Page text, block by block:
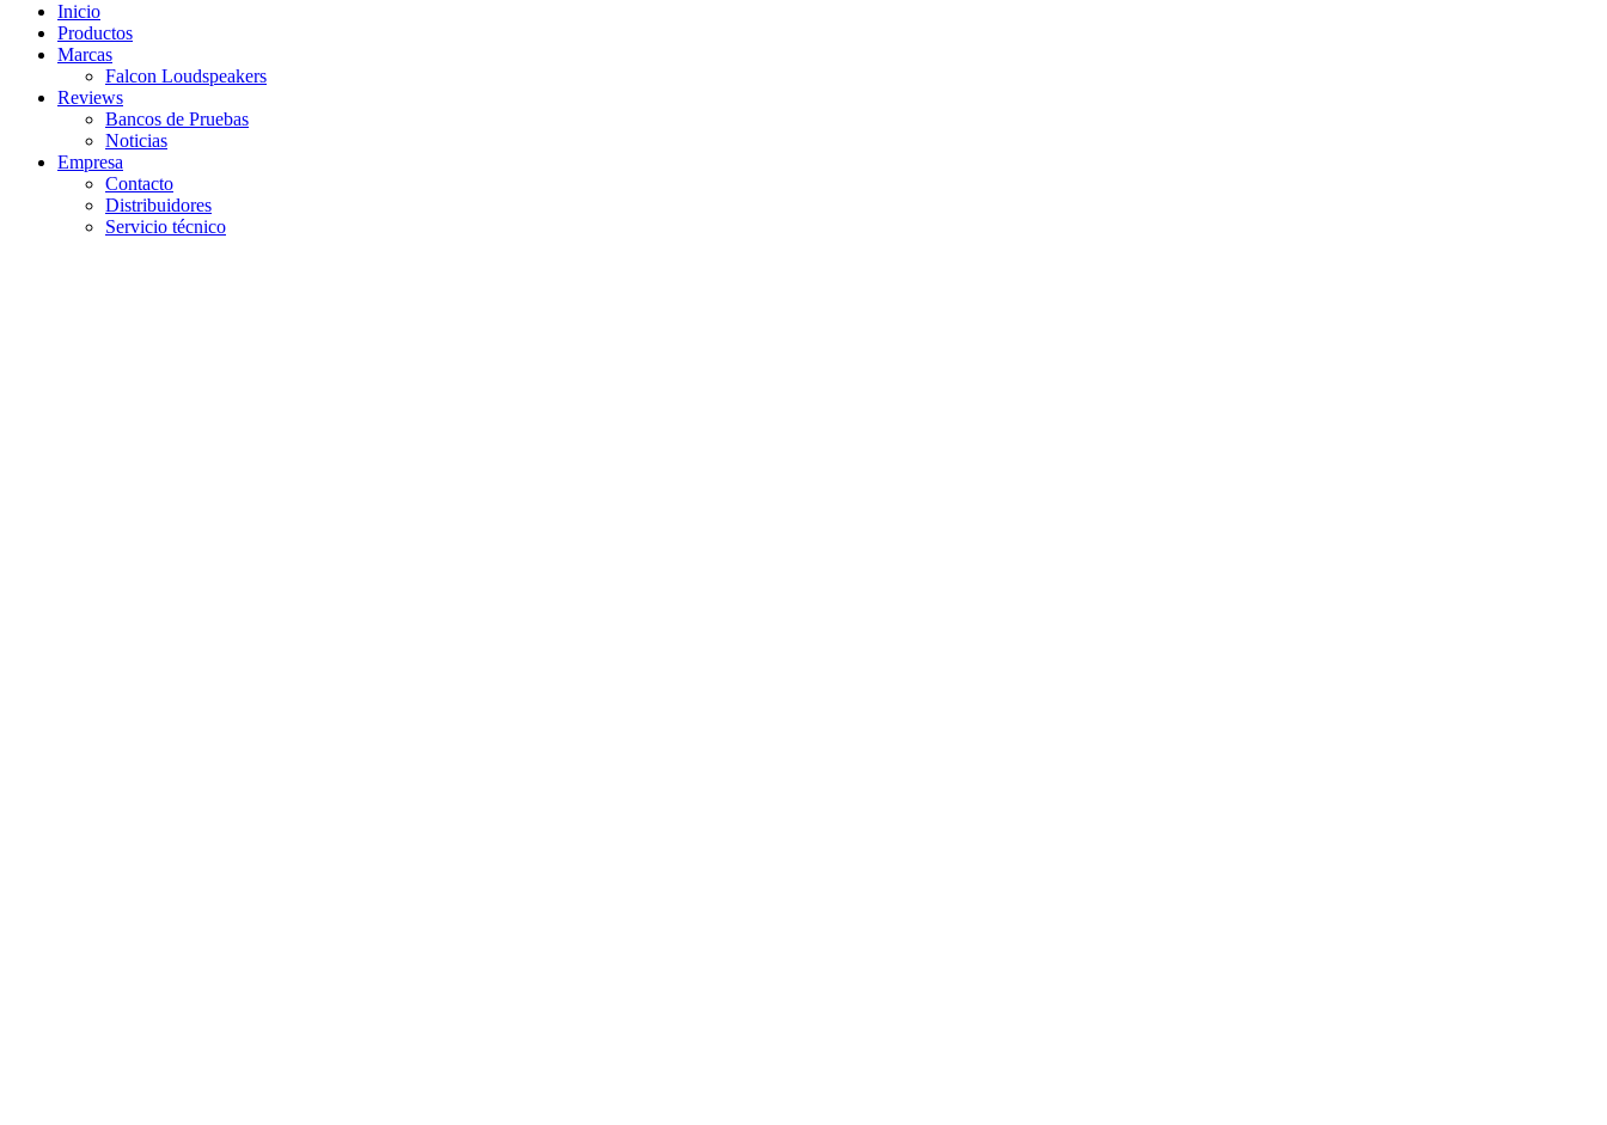
Inicio
Productos
Marcas
Falcon Loudspeakers
Reviews
Bancos de Pruebas
Noticias
Empresa
Contacto
Distribuidores
Servicio técnico